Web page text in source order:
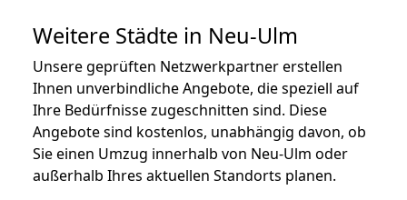
Weitere Städte in Neu-Ulm
Unsere geprüften Netzwerkpartner erstellen
Ihnen unverbindliche Angebote, die speziell auf
Ihre Bedürfnisse zugeschnitten sind. Diese
Angebote sind kostenlos, unabhängig davon, ob
Sie einen Umzug innerhalb von Neu-Ulm oder
außerhalb Ihres aktuellen Standorts planen.